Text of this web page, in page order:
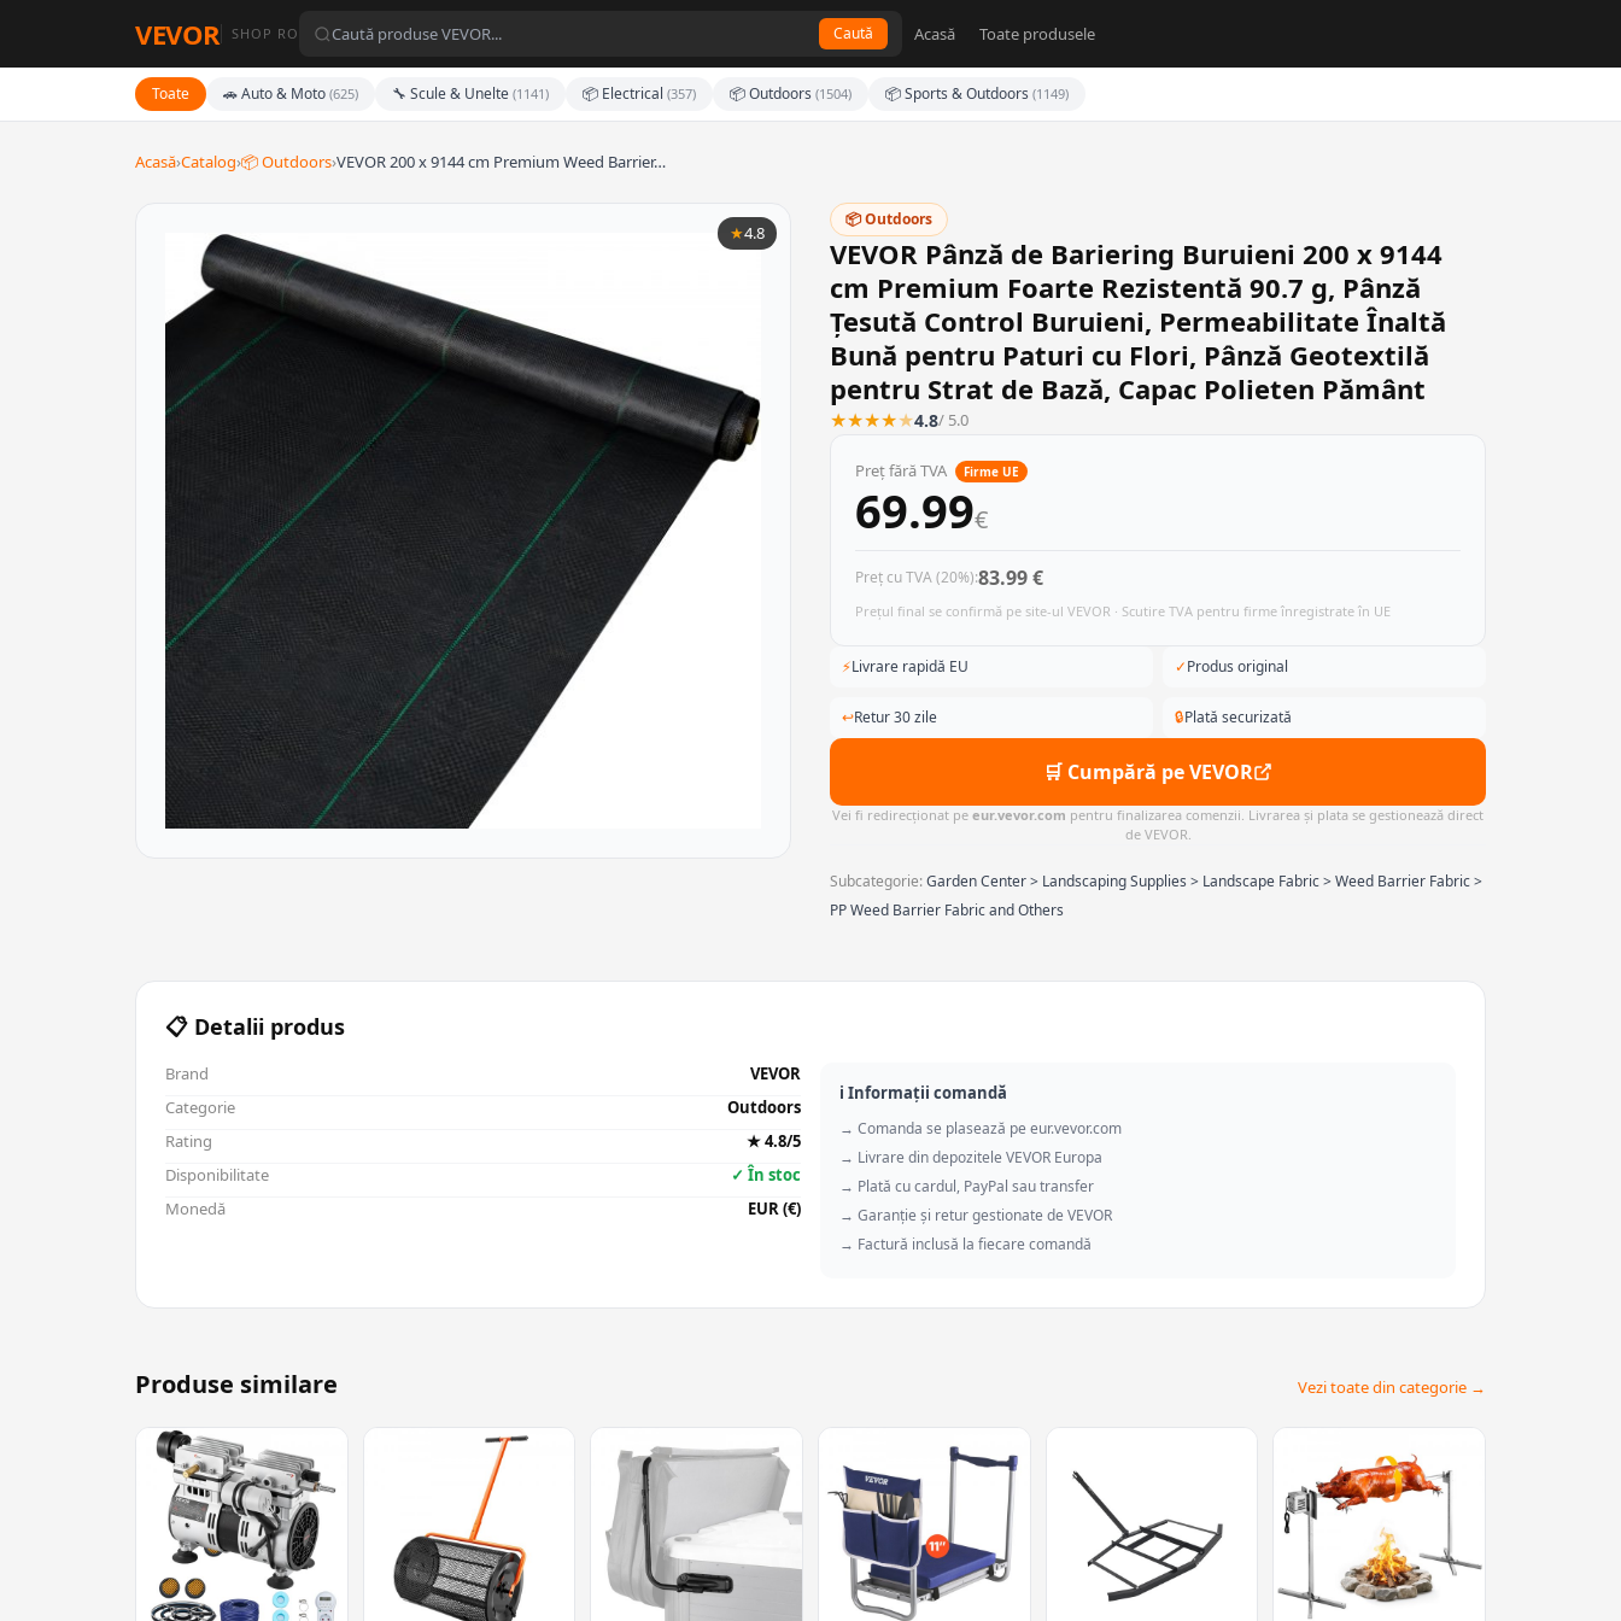
VEVOR SHOP RO Caută Acasă Toate produsele
Toate 🚗 Auto & Moto (625) 🔧 Scule & Unelte (1141) 📦 Electrical (357) 📦 Outdoors (1504) 📦 Sports & Outdoors (1149)
Acasă›Catalog›📦 Outdoors›VEVOR 200 x 9144 cm Premium Weed Barrier…
★4.8
📦 Outdoors
VEVOR Pânză de Bariering Buruieni 200 x 9144
cm Premium Foarte Rezistentă 90.7 g, Pânză
Țesută Control Buruieni, Permeabilitate Înaltă
Bună pentru Paturi cu Flori, Pânză Geotextilă
pentru Strat de Bază, Capac Polieten Pământ
★★★★★4.8/ 5.0
Preț fără TVA Firme UE
69.99€
Preț cu TVA (20%):83.99 €
Prețul final se confirmă pe site-ul VEVOR · Scutire TVA pentru firme înregistrate în UE
⚡Livrare rapidă EU ✓Produs original
↩Retur 30 zile 🔒Plată securizată
🛒 Cumpără pe VEVOR
Vei fi redirecționat pe eur.vevor.com pentru finalizarea comenzii. Livrarea și plata se gestionează direct
de VEVOR.
Subcategorie:Garden Center > Landscaping Supplies > Landscape Fabric > Weed Barrier Fabric >
PP Weed Barrier Fabric and Others
📋 Detalii produs
Brand
VEVOR
Categorie
Outdoors
Rating
★ 4.8/5
Disponibilitate
✓ În stoc
Monedă
EUR (€)
ℹ️ Informații comandă
→ Comanda se plasează pe eur.vevor.com
→ Livrare din depozitele VEVOR Europa
→ Plată cu cardul, PayPal sau transfer
→ Garanție și retur gestionate de VEVOR
→ Factură inclusă la fiecare comandă
Produse similare Vezi toate din categorie →